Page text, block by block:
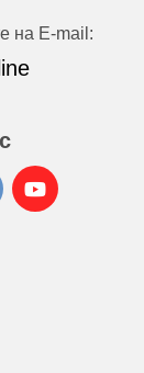
на E-mail: